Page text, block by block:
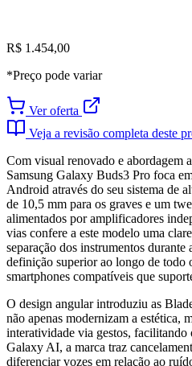
R$ 1.454,00
*Preço pode variar
Ver oferta
Veja a revisão completa deste
Com visual renovado e abordagem
Samsung Galaxy Buds3 Pro foca
Android através do seu sistema de
de 10,5 mm para os graves e um
alimentados por amplificadores
vias confere a este modelo uma
separação dos instrumentos
definição superior ao longo de todo
smartphones compatíveis que
O design angular introduziu as
não apenas modernizam a estética,
interatividade via gestos,
Galaxy AI, a marca traz
diferenciar vozes em relação ao